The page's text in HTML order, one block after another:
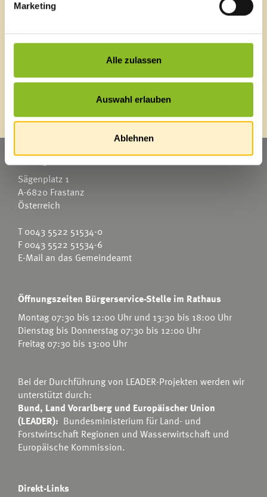
Marketing
Alle zulassen
Auswahl erlauben
Ablehnen
Mediathek
Marktgemeinde Frastanz
Sägenplatz 1
A-6820 Frastanz
Österreich
T0043 5522 51534-0
F 0043 5522 51534-6
E-Mail an das Gemeindeamt
Öffnungszeiten Bürgerservice-Stelle im Rathaus
Montag 07:30 bis 12:00 Uhr und 13:30 bis 18:00 Uhr
Dienstag bis Donnerstag 07:30 bis 12:00 Uhr
Freitag 07:30 bis 13:00 Uhr
Bei der Durchführung von LEADER-Projekten werden wir
unterstützt durch:
Bund, Land Vorarlberg und Europäischer Union
(LEADER): Bundesministerium für Land- und
Forstwirtschaft Regionen und Wasserwirtschaft und
Europäische Kommission.
Direkt-Links